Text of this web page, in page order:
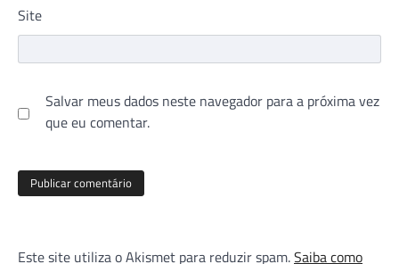
Site
Salvar meus dados neste navegador para a próxima vez
que eu comentar.
Este site utiliza o Akismet para reduzir spam.Saiba como